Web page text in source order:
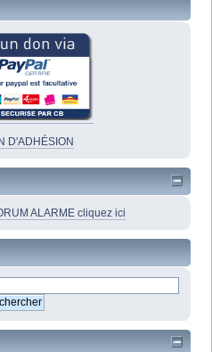
D'ADHÉSION
ALARME cliquez ici